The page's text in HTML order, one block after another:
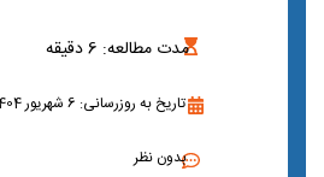
مدت مطالعه: 6دقیقه
تاریخ به روزرسانی: 6 شهریور 1404
بدون نظر